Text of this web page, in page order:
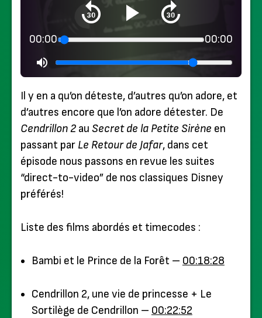
00:00 00:00
Il y en a qu’on déteste, d’autres qu’on adore, et
d’autres encore que l’on adore détester. De
Cendrillon 2 au Secret de la Petite Sirène en
passant par Le Retour de Jafar, dans cet
épisode nous passons en revue les suites
“direct-to-video” de nos classiques Disney
préférés!
Liste des films abordés et timecodes :
Bambi et le Prince de la Forêt – 00:18:28
Cendrillon 2, une vie de princesse + Le
Sortilège de Cendrillon – 00:22:52